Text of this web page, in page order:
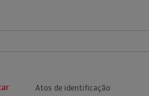
Atos de identificação